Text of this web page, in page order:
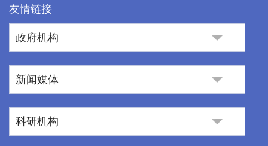
友情链接
政府机构
新闻媒体
科研机构